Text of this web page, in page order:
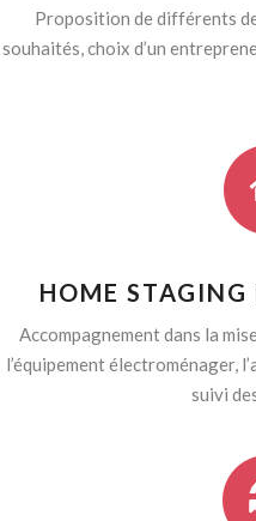
Proposition de différents
souhaités, choix d’un
HOME STAGING
Accompagnement dans la
l’équipement électroménager,
suivi